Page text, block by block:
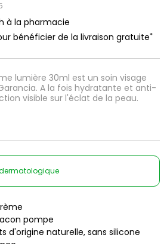
lumière 30ml est un soin visage
A la fois hydratante et anti-
visible sur l'éclat de la peau.
à la pharmacie
bénéficier de la livraison gratuite*
pompe
d'origine naturelle, sans silicone